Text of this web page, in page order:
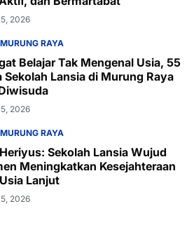
2026
RAYA
Belajar Tak Mengenal Usia, 55
Sekolah Lansia di Murung Raya
2026
RAYA
Sekolah Lansia Wujud
Meningkatkan Kesejahteraan
Lanjut
2026